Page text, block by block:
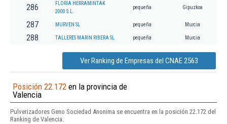
286
FLORIA HERRAMINTAK
2000 S.L.
pequeña Gipuzkoa
287 MURVEN SL pequeña Murcia
288 TALLERES MARIN RIBERA SL pequeña Murcia
Ver Ranking de Empresas del CNAE 2563
Posición 22.172 en la provincia de
Valencia
Pulverizadores Geno Sociedad Anonima se encuentra en la posición 22.172 del
Ranking de Valencia.